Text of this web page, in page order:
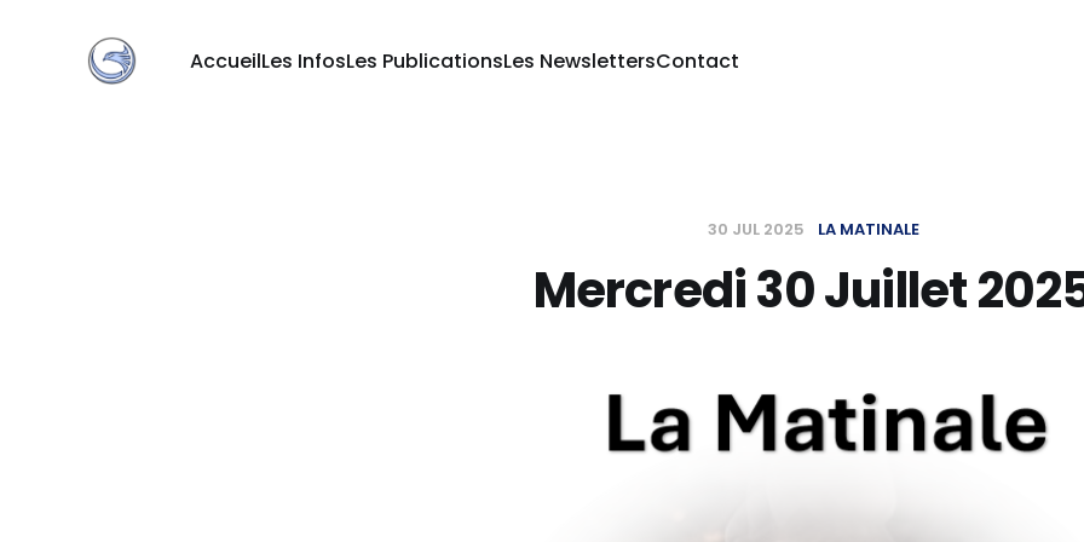
AccueilLes InfosLes PublicationsLes NewslettersContact
30 JUL 2025 LA MATINALE
Mercredi 30 Juillet